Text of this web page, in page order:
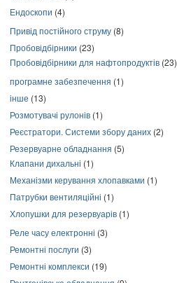
Ендоскопи (4)
Привід постійного струму (8)
Пробовідбірники (23)
Пробовідбірники для нафтопродуктів (23)
програмне забезпечення (1)
інше (13)
Розмотувачі рулонів (1)
Реєстратори. Системи збору даних (2)
Резервуарне обладнання (5)
Клапани дихальні (1)
Механізми керування хлопавками (1)
Патрубки вентиляційні (1)
Хлопушки для резервуарів (1)
Реле часу електронні (3)
Ремонтні послуги (3)
Ремонтні комплекси (19)